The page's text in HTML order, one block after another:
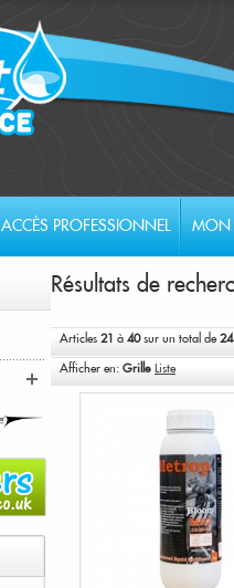
ACCÈS PROFESSIONNEL MON
Résultats de
Articles 21 à 40sur un total de
Afficher en: Grille Liste